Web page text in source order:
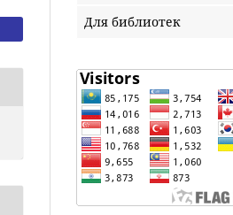
Для библиотек